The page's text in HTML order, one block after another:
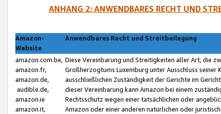
ANHANG 2: ANWENDBARES RECHT UND
Amazon-
Website
Anwendbares Recht und Streitbeilegung
amazon.com.be,
amazon.fr,
amazon.de,
audible.de,
amazon.ie
amazon.it,
Diese Vereinbarung und Streitigkeiten aller Art, die
Großherzogtums Luxemburg unter Ausschluss
ausschließlichen Zuständigkeit der Gerichte im
dieser Vereinbarung kann Amazon bei einem
Rechtsschutz wegen einer tatsächlichen oder
Amazon oder einer anderen natürlichen oder